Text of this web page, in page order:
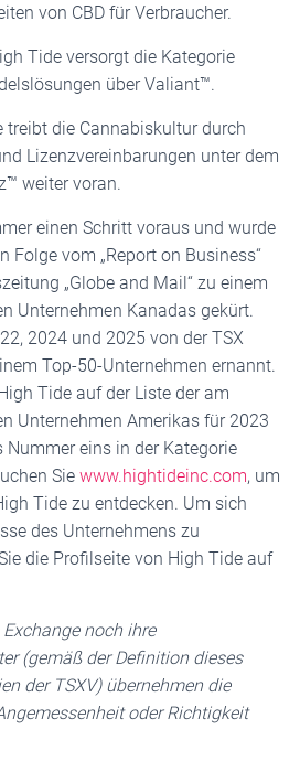
von CBD für Verbraucher.
Tide versorgt die Kategorie
über Valiant™.
treibt die Cannabiskultur durch
Lizenzvereinbarungen unter dem
weiter voran.
einen Schritt voraus und wurde
Folge vom „Report on Business“
„Globe and Mail“ zu einem
Unternehmen Kanadas gekürt.
2024 und 2025 von der TSX
Top-50-Unternehmen ernannt.
Tide auf der Liste der am
Unternehmen Amerikas für 2023
eins in der Kategorie
Sie www.hightideinc.com, um
Tide zu entdecken. Um sich
des Unternehmens zu
die Profilseite von High Tide auf
Exchange noch ihre
(gemäß der Definition dieses
der TSXV) übernehmen die
oder Richtigkeit